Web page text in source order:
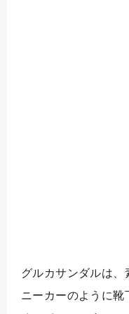
グルカサンダルは、
ニーカーのように靴